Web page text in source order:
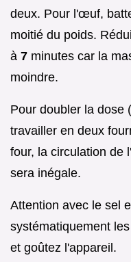
deux. Pour l'œuf,
moitié du poids.
à 7 minutes car la
moindre.
Pour doubler la dose
travailler en deux
four, la circulation de
sera inégale.
Attention avec le sel
systématiquement
et goûtez l'appareil.